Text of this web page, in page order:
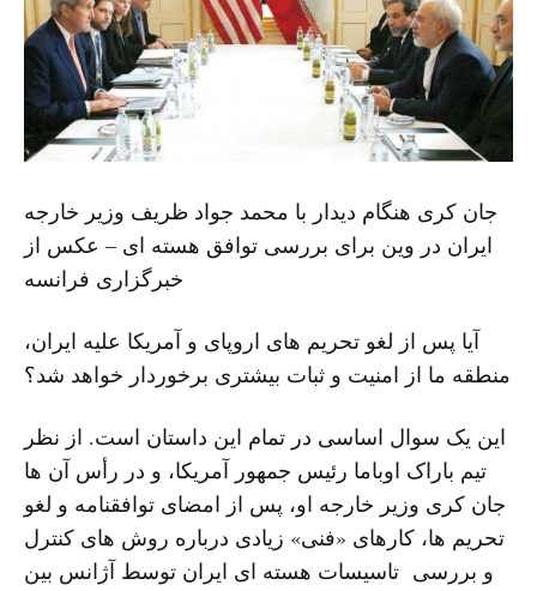
جان کری هنگام دیدار با محمد جواد ظریف وزیر خارجه
ایران در وین برای بررسی توافق هسته ای – عکس از
خبرگزاری فرانسه
آیا پس از لغو تحریم های اروپای و آمریکا علیه ایران،
منطقه ما از امنیت و ثبات بیشتری برخوردار خواهد شد؟
این یک سوال اساسی در تمام این داستان است. از نظر
تیم باراک اوباما رئیس جمهور آمریکا، و در رأس آن ها
جان کری وزیر خارجه او، پس از امضای توافقنامه و لغو
تحریم ها، کارهای «فنی» زیادی درباره روش های کنترل
و بررسی تاسیسات هسته ای ایران توسط آژانس بین